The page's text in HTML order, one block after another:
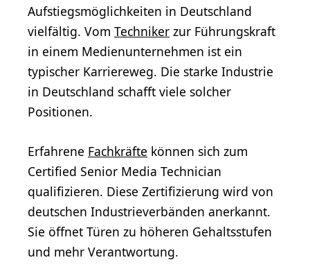
Aufstiegsmöglichkeiten in Deutschland
vielfältig. Vom Techniker zur Führungskraft
in einem Medienunternehmen ist ein
typischer Karriereweg. Die starke Industrie
in Deutschland schafft viele solcher
Positionen.
Erfahrene Fachkräfte können sich zum
Certified Senior Media Technician
qualifizieren. Diese Zertifizierung wird von
deutschen Industrieverbänden anerkannt.
Sie öffnet Türen zu höheren Gehaltsstufen
und mehr Verantwortung.